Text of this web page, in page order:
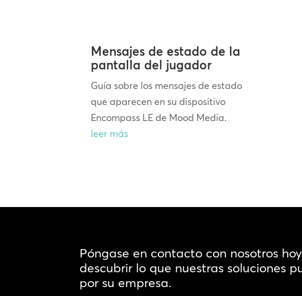
Mensajes de estado de la
pantalla del jugador
Guía sobre los mensajes de estado
que aparecen en su dispositivo
Encompass LE de Mood Media.
leer más
Póngase en contacto con nosotros
descubrir lo que nuestras soluciones
por su empresa.